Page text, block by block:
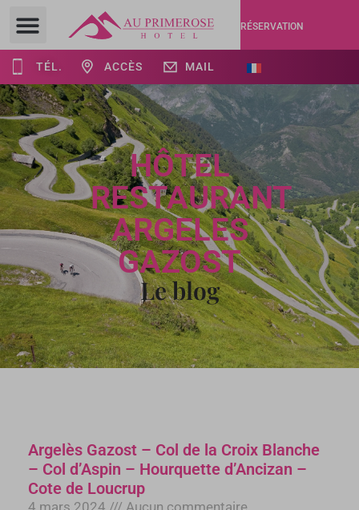
RÉSERVATION
TÉL. ACCÈS MAIL
HÔTEL
RESTAURANT
ARGELES
GAZOST
Le blog
Argelès Gazost – Col de la Croix Blanche
– Col d’Aspin – Hourquette d’Ancizan –
Cote de Loucrup